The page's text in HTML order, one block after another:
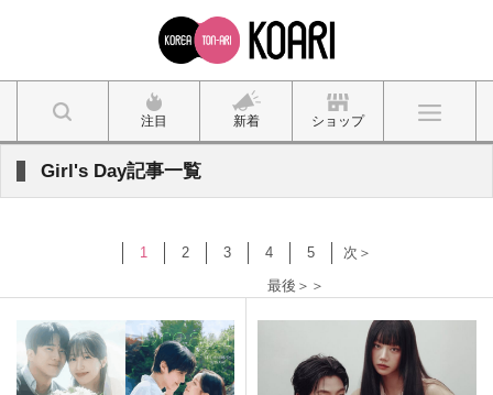
注目 新着 ショップ
Girl's Day記事一覧
1 2 3 4 5
次＞
最後＞＞